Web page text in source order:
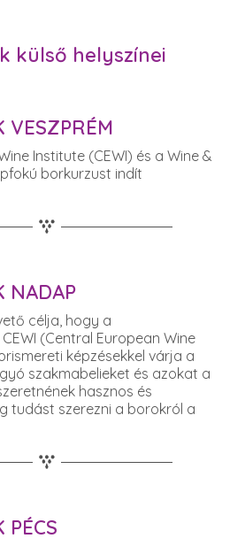
külső helyszínei
VESZPRÉM
Institute (CEWI) és a Wine &
borkurzust indít
NADAP
célja, hogy a
(Central European Wine
képzésekkel várja a
szakmabelieket és azokat a
hasznos és
tudást szerezni a borokról a
PÉCS